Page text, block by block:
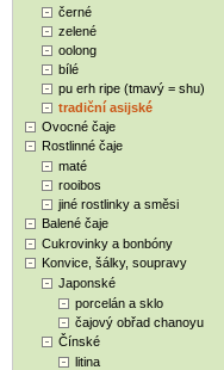
černé
zelené
oolong
bílé
pu erh ripe (tmavý = shu)
tradiční asijské
Ovocné čaje
Rostlinné čaje
maté
rooibos
jiné rostlinky a směsi
Balené čaje
Cukrovinky a bonbóny
Konvice, šálky, soupravy
Japonské
porcelán a sklo
čajový obřad chanoyu
Čínské
litina